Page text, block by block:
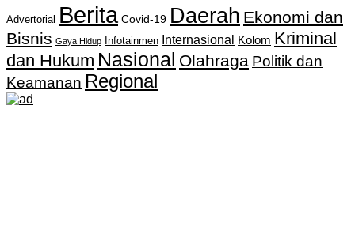
Advertorial Berita Covid-19 Daerah Ekonomi dan
Bisnis Gaya Hidup Infotainmen Internasional Kolom Kriminal
dan Hukum Nasional Olahraga Politik dan
Keamanan Regional